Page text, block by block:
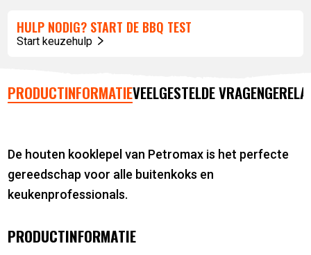
HULP NODIG? START DE BBQ TEST
Start keuzehulp
PRODUCTINFORMATIEVEELGESTELDE VRAGEN
De houten kooklepel van Petromax is het perfecte
gereedschap voor alle buitenkoks en
keukenprofessionals.
PRODUCTINFORMATIE